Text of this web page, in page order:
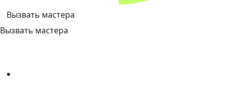
Вызвать мастера
Вызвать мастера